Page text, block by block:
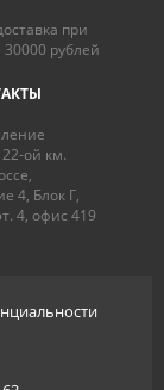
при
30000 рублей
ой км.
4, Блок Г,
4, офис 419